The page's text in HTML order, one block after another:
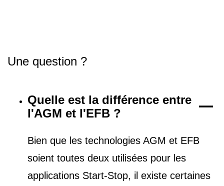
Une question ?
Quelle est la différence entre
l'AGM et l'EFB ?
Bien que les technologies AGM et EFB
soient toutes deux utilisées pour les
applications Start-Stop, il existe certaines